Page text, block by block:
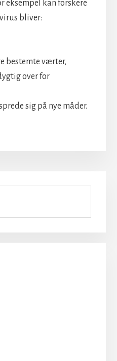
eksempel kan forskere
bliver:
bestemte værter,
over for
sig på nye måder.